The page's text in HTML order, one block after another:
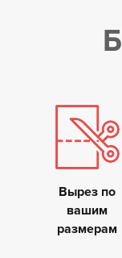
Вырез по
вашим
размерам